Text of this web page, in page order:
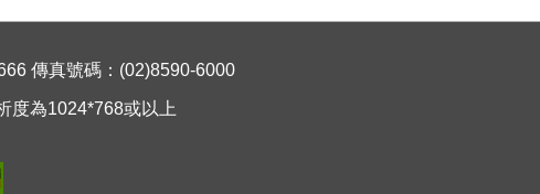
傳真號碼：(02)8590-6000
度為1024*768或以上